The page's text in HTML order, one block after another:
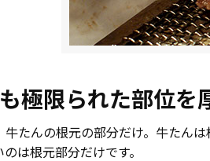
極限られた部位を
たんの根元の部分だけ。牛たん
は根元部分だけです。